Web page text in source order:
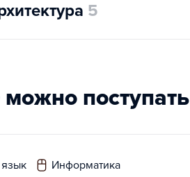
5
поступать
язык информатика